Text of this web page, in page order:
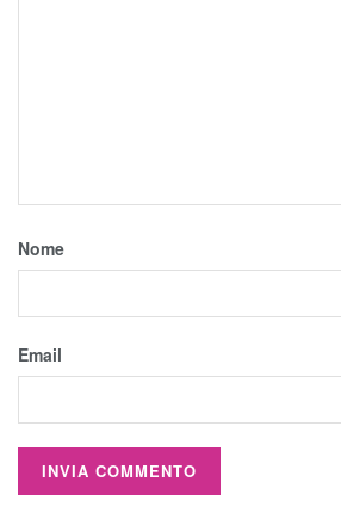
Nome
Email